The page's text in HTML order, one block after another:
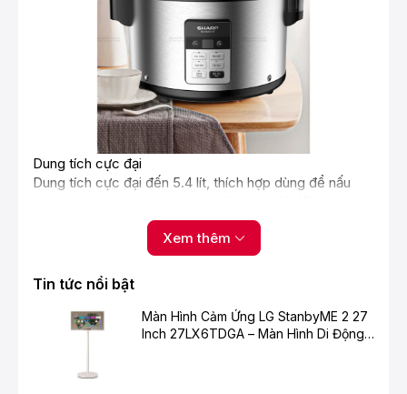
Dung tích cực đại
Dung tích cực đại đến 5.4 lít, thích hợp dùng để nấu
như khu công nghiệp, trường học, tiệc liên hoan, kinh
doanh nhà hàng, quán ăn,...
Xem thêm
Tin tức nổi bật
Màn Hình Cảm Ứng LG StanbyME 2 27
Inch 27LX6TDGA – Màn Hình Di Động